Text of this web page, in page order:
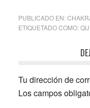
PUBLICADO EN:
ETIQUETADO COMO:
Interacciones
con
los
lectores
Tu dirección de
Los campos